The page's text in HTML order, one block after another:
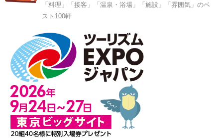
「料理」「接客」「温泉・浴場」「施設」「雰囲気」のベ
スト100軒